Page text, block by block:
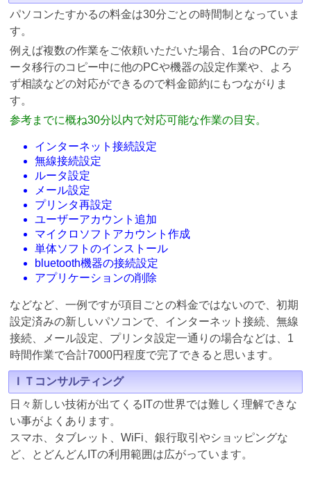
パソコンたすかるの料金は30分ごとの時間制となっていま
す。
例えば複数の作業をご依頼いただいた場合、1台のPCのデ
ータ移行のコピー中に他のPCや機器の設定作業や、よろ
ず相談などの対応ができるので料金節約にもつながりま
す。
参考までに概ね30分以内で対応可能な作業の目安。
インターネット接続設定
無線接続設定
ルータ設定
メール設定
プリンタ再設定
ユーザーアカウント追加
マイクロソフトアカウント作成
単体ソフトのインストール
bluetooth機器の接続設定
アプリケーションの削除
などなど、一例ですが項目ごとの料金ではないので、初期
設定済みの新しいパソコンで、インターネット接続、無線
接続、メール設定、プリンタ設定一通りの場合などは、1
時間作業で合計7000円程度で完了できると思います。
ＩＴコンサルティング
日々新しい技術が出てくるITの世界では難しく理解できな
い事がよくあります。
スマホ、タブレット、WiFi、銀行取引やショッピングな
ど、とどんどんITの利用範囲は広がっています。